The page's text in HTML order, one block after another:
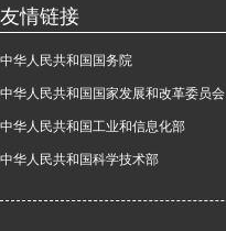
友情链接
中华人民共和国国务院
中华人民共和国国家发展和改革委员会
中华人民共和国工业和信息化部
中华人民共和国科学技术部